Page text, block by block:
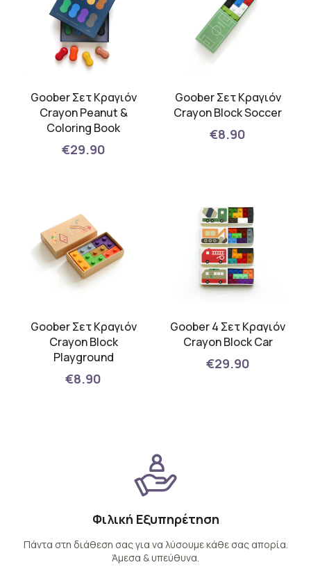
Goober Σετ Κραγιόν
Crayon Peanut &
Coloring Book
€29.90
Goober Σετ Κραγιόν
Crayon Block Soccer
€8.90
Goober Σετ Κραγιόν
Crayon Block
Playground
€8.90
Goober 4 Σετ Κραγιόν
Crayon Block Car
€29.90
Φιλική Εξυπηρέτηση
Πάντα στη διάθεση σας για να λύσουμε κάθε σας απορία.
Άμεσα & υπεύθυνα.